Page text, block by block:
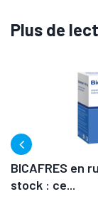
Plus de
BICAFRES en
stock : ce...